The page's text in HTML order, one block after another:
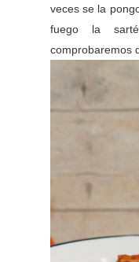
veces se la
fuego la
comprobaremos